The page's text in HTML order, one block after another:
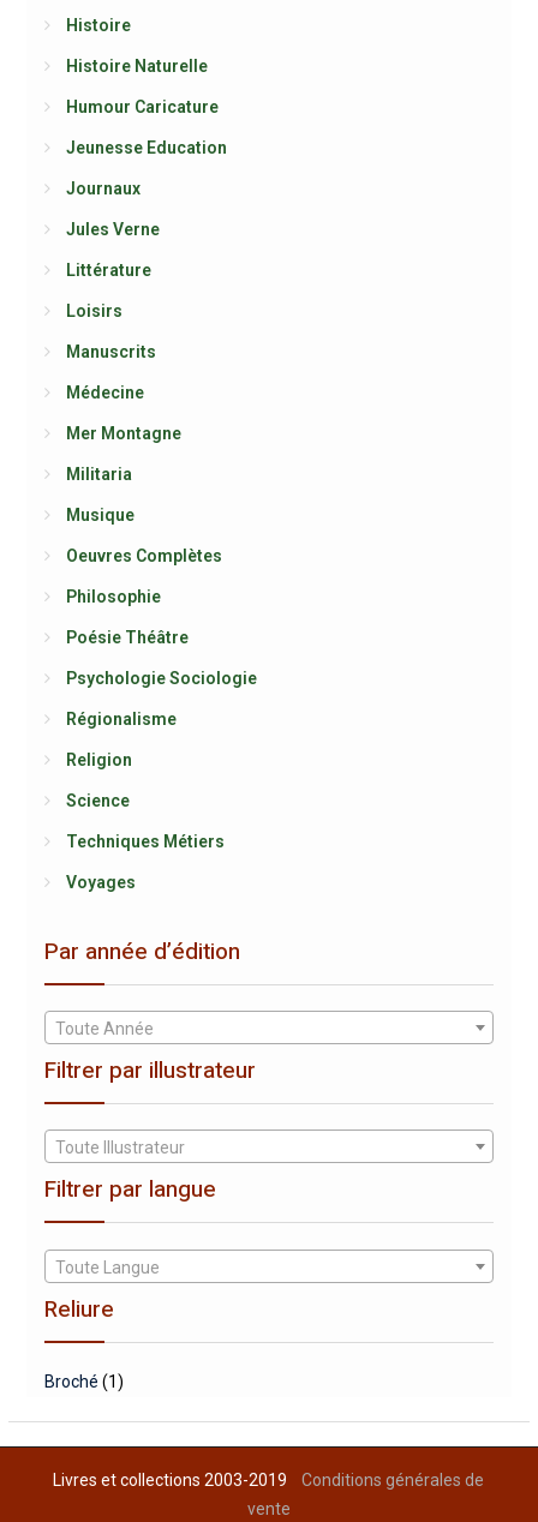
Histoire
Histoire Naturelle
Humour Caricature
Jeunesse Education
Journaux
Jules Verne
Littérature
Loisirs
Manuscrits
Médecine
Mer Montagne
Militaria
Musique
Oeuvres Complètes
Philosophie
Poésie Théâtre
Psychologie Sociologie
Régionalisme
Religion
Science
Techniques Métiers
Voyages
Par année d’édition
Toute Année
Filtrer par illustrateur
Toute Illustrateur
Filtrer par langue
Toute Langue
Reliure
Broché (1)
Livres et collections 2003-2019Conditions générales de
vente